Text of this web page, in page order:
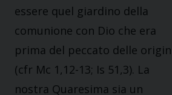
essere quel giardino della
comunione con Dio che era
prima del peccato delle
(cfr Mc 1,12-13; Is 51,3). La
nostra Quaresima sia un